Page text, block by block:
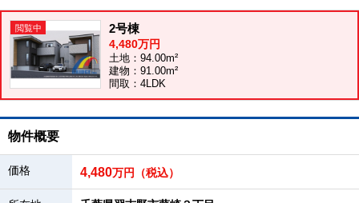
2号棟
4,480万円
土地：94.00m²
建物：91.00m²
間取：4LDK
物件概要
価格 4,480万円（税込）